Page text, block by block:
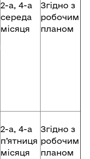
2-а, 4-а
середа
місяця
Згідно з
робочим
планом
2-а, 4-а
п’ятниця
місяця
Згідно з
робочим
планом